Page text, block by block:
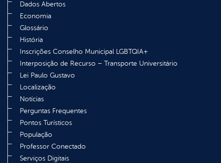
Dados Abertos
Economia
Glossário
História
Inscrições Conselho Municipal LGBTQIA+
Interposição de Recurso – Transporte Universitário
Lei Paulo Gustavo
Localização
Notícias
Perguntas Frequentes
Pontos Turísticos
População
Professor Conectado
Serviços Digitais